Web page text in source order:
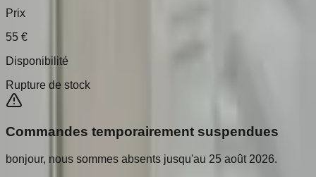
Prix
55 €
Disponibilité
Rupture de stock
Commandes temporairement suspendues
bonjour, nous sommes absents jusqu'au 25 août 2026.